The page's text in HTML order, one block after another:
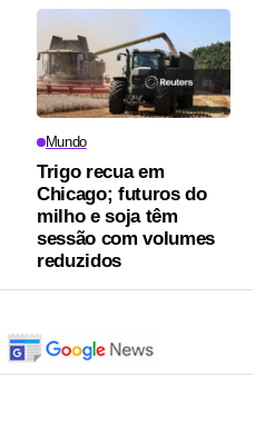
Mundo
Trigo recua em
Chicago; futuros do
milho e soja têm
sessão com volumes
reduzidos